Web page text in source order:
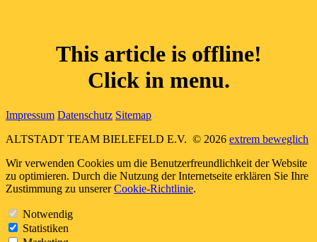
This article is offline!
Click in menu.
Impressum Datenschutz Sitemap
ALTSTADT TEAM BIELEFELD E.V. © 2026 extrem beweglich
Wir verwenden Cookies um die Benutzerfreundlichkeit der Website
zu optimieren. Durch die Nutzung der Internetseite erklären Sie Ihre
Zustimmung zu unsererCookie-Richtlinie.
Notwendig
Statistiken